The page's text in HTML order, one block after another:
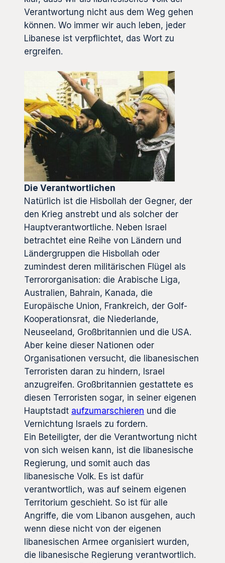
Verantwortung nicht aus dem Weg gehen
können. Wo immer wir auch leben, jeder
Libanese ist verpflichtet, das Wort zu
ergreifen.
Die Verantwortlichen
Natürlich ist die Hisbollah der Gegner, der
den Krieg anstrebt und als solcher der
Hauptverantwortliche. Neben Israel
betrachtet eine Reihe von Ländern und
Ländergruppen die Hisbollah oder
zumindest deren militärischen Flügel als
Terrororganisation: die Arabische Liga,
Australien, Bahrain, Kanada, die
Europäische Union, Frankreich, der Golf-
Kooperationsrat, die Niederlande,
Neuseeland, Großbritannien und die USA.
Aber keine dieser Nationen oder
Organisationen versucht, die libanesischen
Terroristen daran zu hindern, Israel
anzugreifen. Großbritannien gestattete es
diesen Terroristen sogar, in seiner eigenen
Hauptstadt aufzumarschieren und die
Vernichtung Israels zu fordern.
Ein Beteiligter, der die Verantwortung nicht
von sich weisen kann, ist die libanesische
Regierung, und somit auch das
libanesische Volk. Es ist dafür
verantwortlich, was auf seinem eigenen
Territorium geschieht. So ist für alle
Angriffe, die vom Libanon ausgehen, auch
wenn diese nicht von der eigenen
libanesischen Armee organisiert wurden,
die libanesische Regierung verantwortlich.